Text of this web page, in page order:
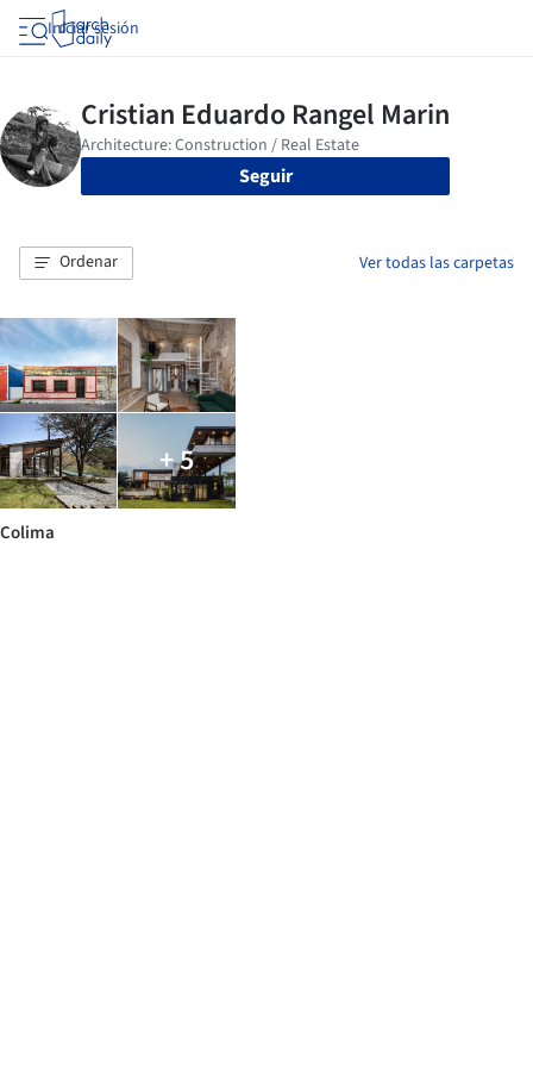
Iniciar sesión
Seguir
Ordenar Ver todas las carpetas
+ 5
Colima